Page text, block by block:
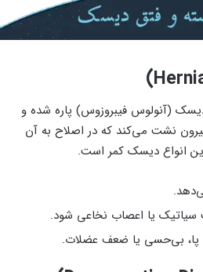
(آنولوس فیبروزوس) پاره شده و
نشت می‌کند که در اصلاح به آن
انواع دیسک کمر است.
سیاتیک یا اعصاب نخاعی شود.
پا، بی‌حسی یا ضعف عضلات.